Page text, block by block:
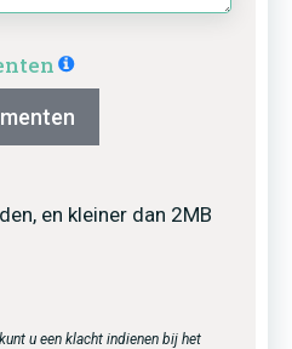
en kleiner dan 2MB
u een klacht indienen bij het